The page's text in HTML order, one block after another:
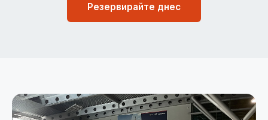
Резервирайте днес